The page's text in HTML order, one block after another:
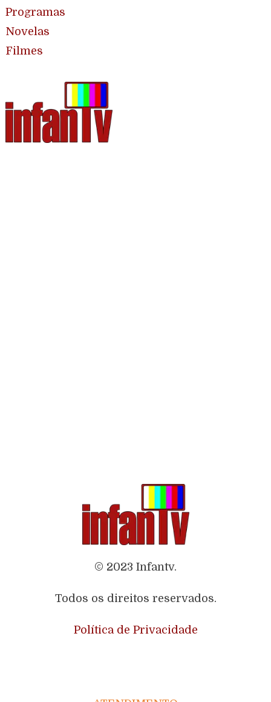
Programas
Novelas
Filmes
© 2023 Infantv.
Todos os direitos reservados.
Política de Privacidade